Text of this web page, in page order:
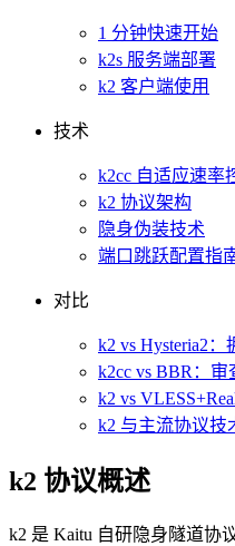
1 分钟快速开始
k2s 服务端部署
k2 客户端使用
技术
k2cc 自适应速率
k2 协议架构
隐身伪装技术
端口跳跃配置指
对比
k2 vs Hysteria2
k2cc vs BBR：
k2 vs
k2 与主流协议技
k2 协议概述
k2 是 Kaitu 自研隐身隧道协